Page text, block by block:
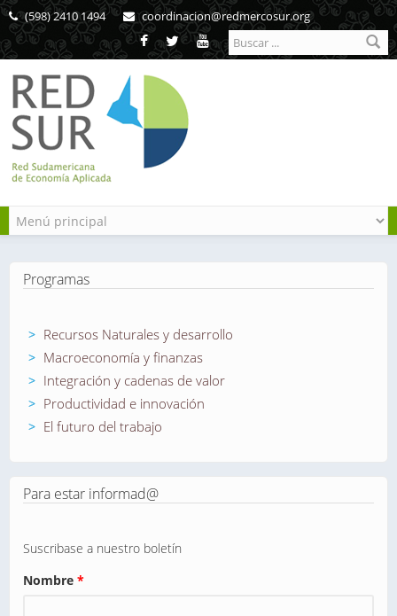
Pasar al contenido principal
(598) 2410 1494 coordinacion@redmercosur.org
Formulario de
búsqueda
Programas
Recursos Naturales y desarrollo
Macroeconomía y finanzas
Integración y cadenas de valor
Productividad e innovación
El futuro del trabajo
Para estar informad@
Suscribase a nuestro boletín
Nombre *